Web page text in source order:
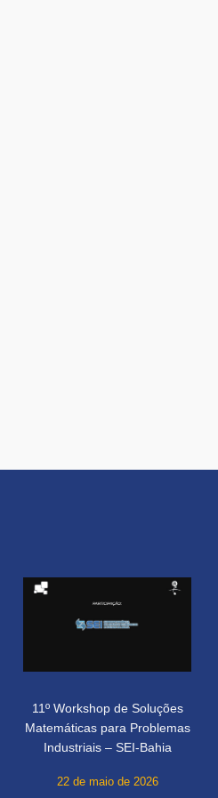
11º Workshop de Soluções
Matemáticas para Problemas
Industriais – SEI-Bahia
22 de maio de 2026